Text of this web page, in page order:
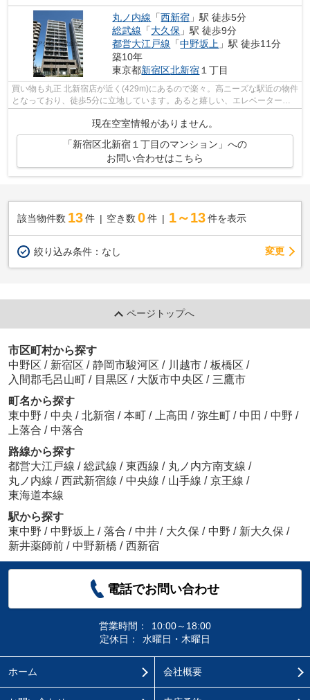
丸ノ内線 「西新宿 」駅 徒歩5分
総武線 「大久保 」駅 徒歩9分
都営大江戸線 「中野坂上 」駅 徒歩11分
築10年
東京都新宿区北新宿 １丁目
買い物も丸正 北新宿店が近く(429m)にあるので楽々。高ニーズな駅近の物件
となっており、徒歩5分に立地しています。あると嬉しい、エレベーター付
現在空室情報がありません。
「新宿区北新宿１丁目のマンション」への
お問い合わせはこちら
該当物件数 13件 空き数 0 件 1～13 件を表示
絞り込み条件： なし 変更
ページトップへ
市区町村から探す
中野区 / 新宿区 / 静岡市駿河区 / 川越市 / 板橋区 /
入間郡毛呂山町 / 目黒区 / 大阪市中央区 / 三鷹市
町名から探す
東中野 / 中央 / 北新宿 / 本町 / 上高田 / 弥生町 / 中田 / 中野 /
上落合 / 中落合
路線から探す
都営大江戸線 / 総武線 / 東西線 / 丸ノ内方南支線 /
丸ノ内線 / 西武新宿線 / 中央線 / 山手線 / 京王線 /
東海道本線
駅から探す
東中野 / 中野坂上 / 落合 / 中井 / 大久保 / 中野 / 新大久保 /
新井薬師前 / 中野新橋 / 西新宿
電話でお問い合わせ
営業時間：
10:00～18:00
定休日：
水曜日・木曜日
ホーム 会社概要